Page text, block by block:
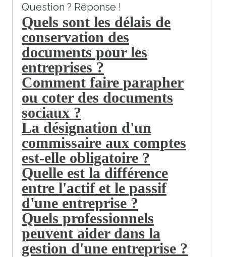
Question ? Réponse !
Quels sont les délais de
conservation des
documents pour les
entreprises ?
Comment faire parapher
ou coter des documents
sociaux ?
La désignation d'un
commissaire aux comptes
est-elle obligatoire ?
Quelle est la différence
entre l'actif et le passif
d'une entreprise ?
Quels professionnels
peuvent aider dans la
gestion d'une entreprise ?